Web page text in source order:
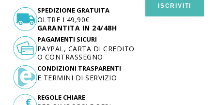
ISCRIVITI
SPEDIZIONE GRATUITA
OLTRE I 49,90€
GARANTITA IN 24/48H
PAGAMENTI SICURI
PAYPAL, CARTA DI CREDITO
O CONTRASSEGNO
CONDIZIONI TRASPARENTI
E TERMINI DI SERVIZIO
REGOLE CHIARE